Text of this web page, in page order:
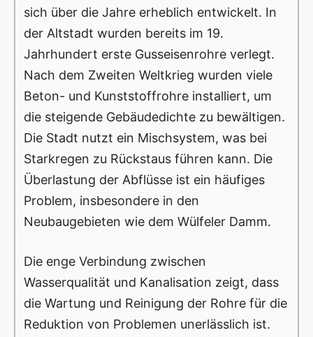
sich über die Jahre erheblich entwickelt. In
der Altstadt wurden bereits im 19.
Jahrhundert erste Gusseisenrohre verlegt.
Nach dem Zweiten Weltkrieg wurden viele
Beton- und Kunststoffrohre installiert, um
die steigende Gebäudedichte zu bewältigen.
Die Stadt nutzt ein Mischsystem, was bei
Starkregen zu Rückstaus führen kann. Die
Überlastung der Abflüsse ist ein häufiges
Problem, insbesondere in den
Neubaugebieten wie dem Wülfeler Damm.
Die enge Verbindung zwischen
Wasserqualität und Kanalisation zeigt, dass
die Wartung und Reinigung der Rohre für die
Reduktion von Problemen unerlässlich ist.